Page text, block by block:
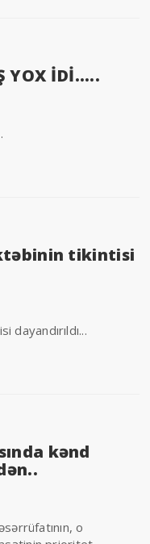
YOX İDİ.....
tikintisi
dayandırıldı...
kənd
o